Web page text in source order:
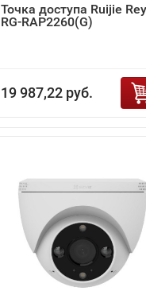
Точка доступа Ruijie
RG-RAP2260(G)
19 987,22 руб.